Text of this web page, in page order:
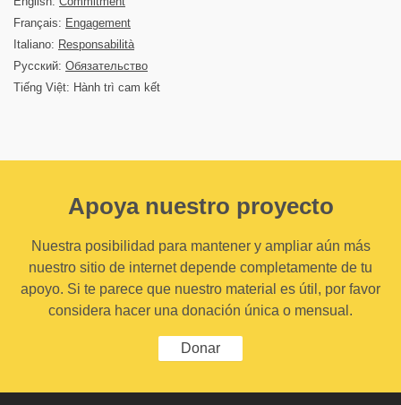
Français: Engagement
Italiano: Responsabilità
Русский: Обязательство
Tiếng Việt: Hành trì cam kết
Apoya nuestro proyecto
Nuestra posibilidad para mantener y ampliar aún más
nuestro sitio de internet depende completamente de tu
apoyo. Si te parece que nuestro material es útil, por favor
considera hacer una donación única o mensual.
Donar